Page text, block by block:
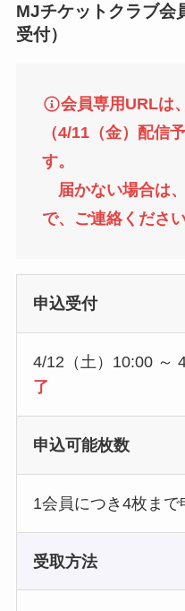
MJチケットクラブ会
受付）
会員専用URLは
（4/11（金）配信
す。
届かない場合は
で、ご連絡ください
申込受付
4/12（土）10:00 ～
了
申込可能枚数
1会員につき4枚まで
受取方法